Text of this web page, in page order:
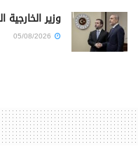
وزير